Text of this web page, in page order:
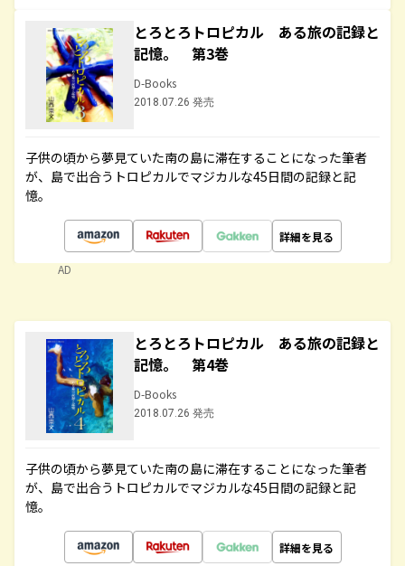
とろとろトロピカル ある旅の記録と
記憶。 第3巻
D-Books
2018.07.26 発売
子供の頃から夢見ていた南の島に滞在することになった筆者
が、島で出合うトロピカルでマジカルな45日間の記録と記
憶。
詳細を見る
AD
とろとろトロピカル ある旅の記録と
記憶。 第4巻
D-Books
2018.07.26 発売
子供の頃から夢見ていた南の島に滞在することになった筆者
が、島で出合うトロピカルでマジカルな45日間の記録と記
憶。
詳細を見る